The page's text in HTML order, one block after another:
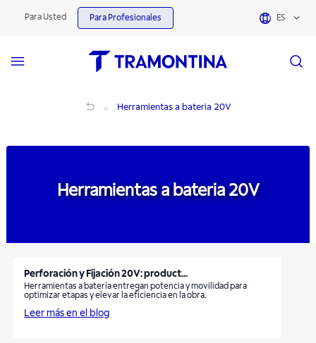
Para Usted Para Profesionales ES
Herramientas a bateria 20V
Herramientas a bateria 20V
Perforación y Fijación 20V: product...
Herramientas a batería entregan potencia y movilidad para
optimizar etapas y elevar la eficiencia en la obra.
Leer más en el blog
Herramientas a bateria 20V | Tramontina